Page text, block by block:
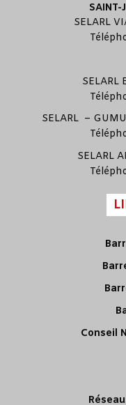
SAINT-
SELARL
SELARL
SELARL –
SELARL
Conseil